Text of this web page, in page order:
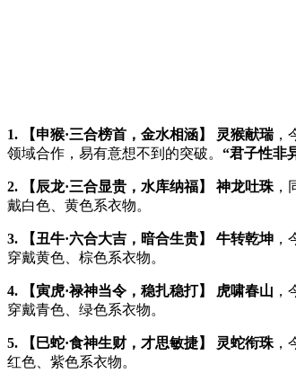
1. 【申猴·三合榜首，金水相涵】 灵猴献瑞，
领域合作，易有意想不到的突破。 “君子性非
2. 【辰龙·三合显贵，水库纳福】 神龙吐珠
戴白色、黄色系衣物。
3. 【丑牛·六合大吉，暗合生贵】 牛转乾坤 ，
穿戴黄色、棕色系衣物。
4. 【寅虎·禄神当令，稳扎稳打】 虎啸春山
穿戴青色、绿色系衣物。
5. 【巳蛇·食神生财，才思敏捷】 灵蛇衔珠
红色、紫色系衣物。